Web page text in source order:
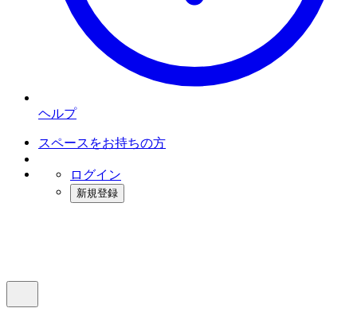
ヘルプ
スペースをお持ちの方
ログイン
新規登録